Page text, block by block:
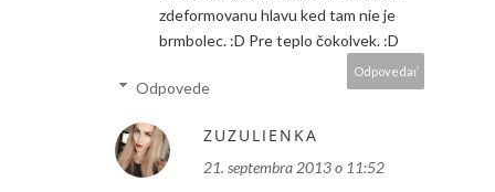
zdeformovanu hlavu ked tam nie je
brmbolec. :D Pre teplo čokolvek. :D
Odpovedať
Odpovede
ZUZULIENKA
21. septembra 2013 o 11:52